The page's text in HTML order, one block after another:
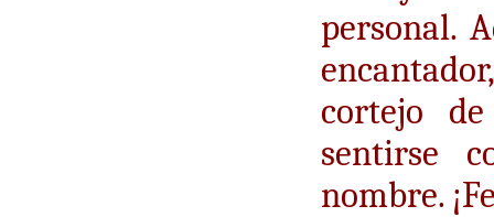
personal.
cortejo
sentirse
nombre.